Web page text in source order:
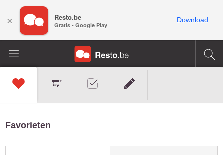
Favorieten
× Resto.be
Gratis - Google Play
Download